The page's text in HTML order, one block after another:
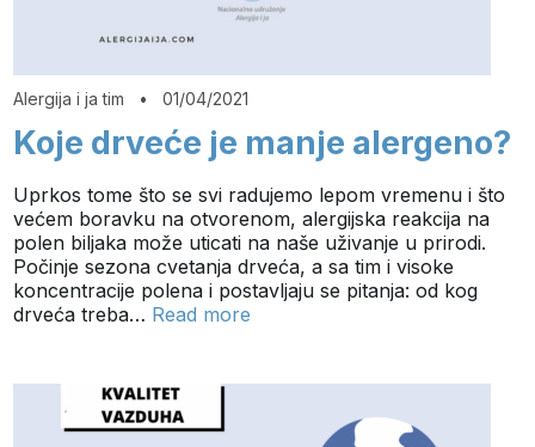
Alergija i ja tim •01/04/2021
Koje drveće je manje alergeno?
Uprkos tome što se svi radujemo lepom vremenu i što
većem boravku na otvorenom, alergijska reakcija na
polen biljaka može uticati na naše uživanje u prirodi.
Počinje sezona cvetanja drveća, a sa tim i visoke
koncentracije polena i postavljaju se pitanja: od kog
drveća treba… Read more